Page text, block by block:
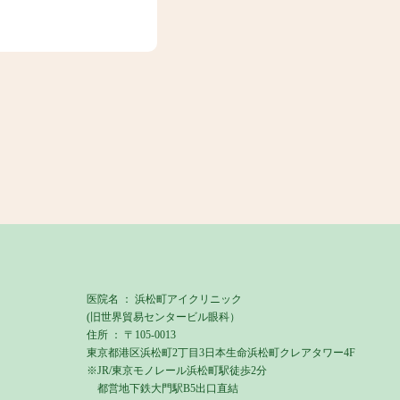
医院名 ： 浜松町アイクリニック
(旧世界貿易センタービル眼科）
住所 ： 〒105-0013
東京都港区浜松町2丁目3日本生命浜松町クレアタワー4F
※JR/東京モノレール浜松町駅徒歩2分
都営地下鉄大門駅B5出口直結